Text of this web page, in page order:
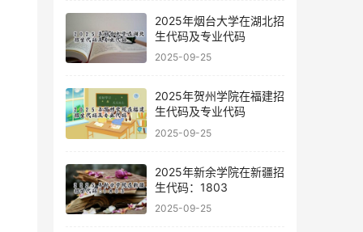
2025年烟台大学在湖北招
生代码及专业代码
2025-09-25
2025年贺州学院在福建招
生代码及专业代码
2025-09-25
2025年新余学院在新疆招
生代码：1803
2025-09-25